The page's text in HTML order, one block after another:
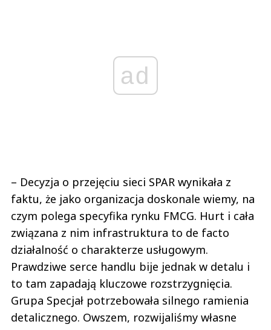
ad
– Decyzja o przejęciu sieci SPAR wynikała z
faktu, że jako organizacja doskonale wiemy, na
czym polega specyfika rynku FMCG. Hurt i cała
związana z nim infrastruktura to de facto
działalność o charakterze usługowym.
Prawdziwe serce handlu bije jednak w detalu i
to tam zapadają kluczowe rozstrzygnięcia.
Grupa Specjał potrzebowała silnego ramienia
detalicznego. Owszem, rozwijaliśmy własne